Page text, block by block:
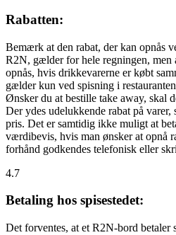
Rabatten:
Bemærk at den rabat, der kan opnås
R2N, gælder for hele regningen, men
opnås, hvis drikkevarerne er købt
gælder kun ved spisning i
Ønsker du at bestille take away, skal
Der ydes udelukkende rabat på varer,
pris. Det er samtidig ikke muligt at
værdibevis, hvis man ønsker at opnå
forhånd godkendes telefonisk eller
4.7
Betaling hos spisestedet:
Det forventes, at et R2N-bord betaler